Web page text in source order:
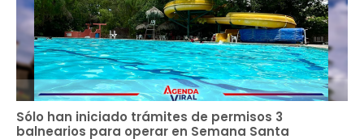
Sólo han iniciado trámites de permisos 3
balnearios para operar en Semana Santa